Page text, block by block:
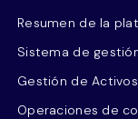
Resumen de la
Sistema de
Gestión de
Operaciones de